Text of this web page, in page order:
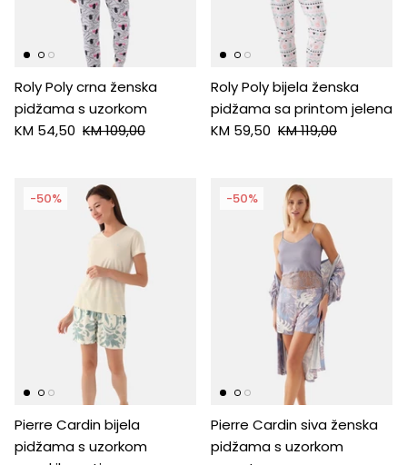
Antony Morato
LIU JO
Harvard
Roly Poly crna ženska
pidžama s uzorkom
KM 54,50 KM 109,00
Roly Poly bijela ženska
pidžama sa printom jelena
KM 59,50 KM 119,00
-50%
Pierre Cardin bijela
pidžama s uzorkom
-50%
Pierre Cardin siva ženska
pidžama s uzorkom